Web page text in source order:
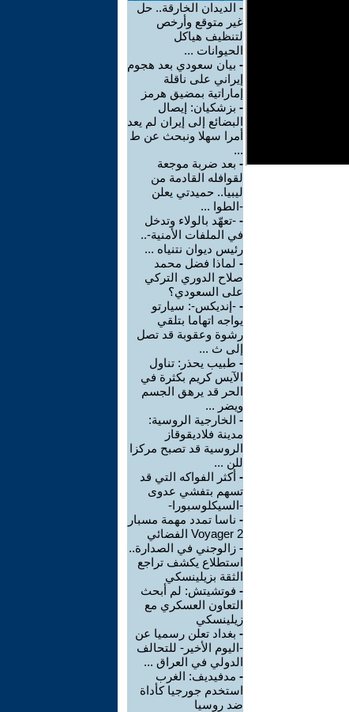
- الديدان الخارقة.. حل
غير متوقع وأرخص
لتنظيف هياكل
الحيوانات ...
- بيان سعودي بعد هجوم
إيراني على ناقلة
إماراتية بمضيق هرمز
- بزشكيان: إيصال
البضائع إلى إيران لم يعد
أمرا سهلا ونبحث عن ط
...
- بعد ضربة موجعة
لقوافله القادمة من
ليبيا.. حميدتي يعلن
-الطوا ...
- -تعهّد بالولاء وتدخل
في الملفات الأمنية-..
رئيس ديوان نتنياه ...
- لماذا فضل محمد
صلاح الدوري التركي
على السعودي؟
- -إنديكس-: سيارتو
يواجه اتهاما بتلقي
رشوة وعقوبة قد تصل
إلى ث ...
- طبيب يحذر: تناول
الآيس كريم بكثرة في
الحر قد يرهق الجسم
ويضر ...
- الخارجية الروسية:
مدينة فلاديقوقاز
الروسية قد تصبح مركزا
للن ...
- أكثر الفواكه التي قد
تسهم بتفشي عدوى
-السيكلوسبورا-
- ناسا تمدد مهمة مسبار
Voyager 2 الفضائي
- زالوجني في الصدارة..
استطلاع يكشف تراجع
الثقة بزيلينسكي
- فوتشيتش: لم أبحث
التعاون العسكري مع
زيلينسكي
- بغداد تعلن رسميا عن
-اليوم الأخير- للتحالف
الدولي في العراق ...
- مدفيديف: الغرب
استخدم جورجيا كأداة
ضد روسيا